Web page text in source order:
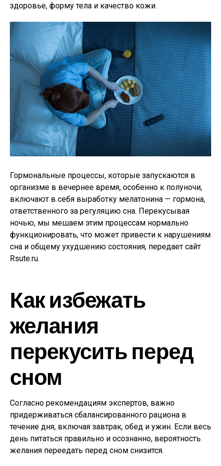
здоровье, форму тела и качество кожи.
Гормональные процессы, которые запускаются в
организме в вечернее время, особенно к полуночи,
включают в себя выработку мелатонина — гормона,
ответственного за регуляцию сна. Перекусывая
ночью, мы мешаем этим процессам нормально
функционировать, что может привести к нарушениям
сна и общему ухудшению состояния, передает сайт
Rsute.ru.
Как избежать
желания
перекусить перед
сном
Согласно рекомендациям экспертов, важно
придерживаться сбалансированного рациона в
течение дня, включая завтрак, обед и ужин. Если весь
день питаться правильно и осознанно, вероятность
желания переедать перед сном снизится.